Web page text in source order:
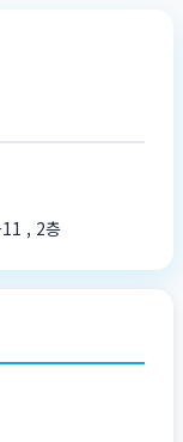
, 2층